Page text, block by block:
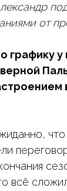
от
графику
что
всё